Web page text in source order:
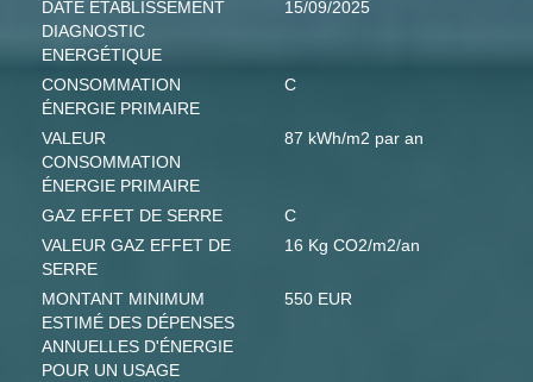
DATE ÉTABLISSEMENT
DIAGNOSTIC
ENERGÉTIQUE
15/09/2025
CONSOMMATION
ÉNERGIE PRIMAIRE
C
VALEUR
CONSOMMATION
ÉNERGIE PRIMAIRE
87 kWh/m2 par an
GAZ EFFET DE SERRE
C
VALEUR GAZ EFFET DE
SERRE
16 Kg CO2/m2/an
MONTANT MINIMUM
ESTIMÉ DES DÉPENSES
ANNUELLES D'ÉNERGIE
POUR UN USAGE
550 EUR